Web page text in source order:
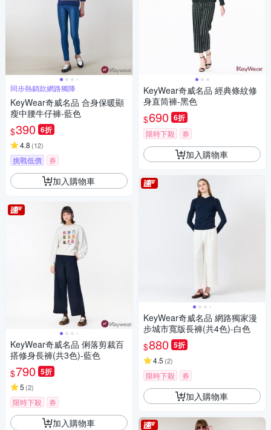
同步熱銷款網路獨降
KeyWear奇威名品 合身保暖顯
瘦中腰牛仔褲-藍色
$390 6折
4.8 (12)
挑戰低價 券
加入購物車
KeyWear奇威名品 俐落剪裁百
搭修身長褲(共3色)-藍色
$790 5折
5 (2)
限時下殺 券
加入購物車
KeyWear奇威名品 經典條紋修
身直筒褲-黑色
$690 6折
限時下殺 券
加入購物車
KeyWear奇威名品 網路獨家漫
步城市寬版長褲(共4色)-白色
$880 5折
4.5 (2)
限時下殺 券
加入購物車